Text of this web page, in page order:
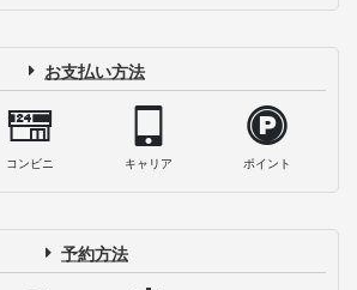
お支払い方法
コンビニ キャリア ポイント
予約方法